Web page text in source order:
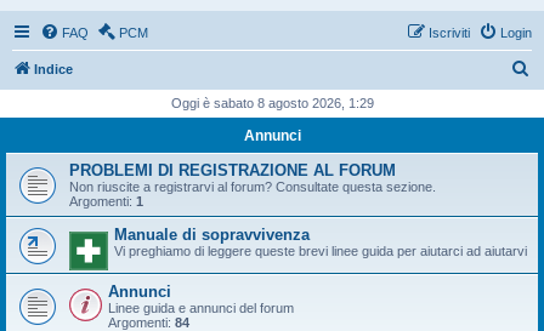
FAQ PCM Login
Iscriviti
Indice
c
Oggi è sabato 8 agosto 2026, 1:29
Annunci
PROBLEMI DI REGISTRAZIONE AL FORUM
Non riuscite a registrarvi al forum? Consultate questa sezione.
Argomenti: 1
Manuale di sopravvivenza
Vi preghiamo di leggere queste brevi linee guida per aiutarci ad aiutarvi
Annunci
Linee guida e annunci del forum
Argomenti: 84